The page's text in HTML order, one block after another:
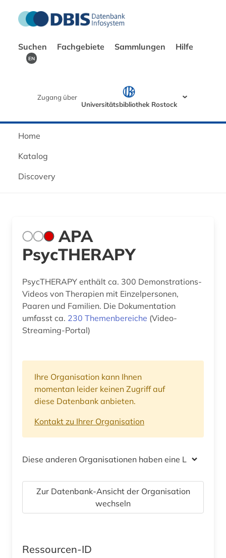
Suchen Fachgebiete Sammlungen Hilfe
EN
Zugang über
Universitätsbibliothek Rostock
Home
Katalog
Discovery
APA
PsycTHERAPY
PsycTHERAPY enthält ca. 300 Demonstrations-
Videos von Therapien mit Einzelpersonen,
Paaren und Familien. Die Dokumentation
umfasst ca. 230 Themenbereiche (Video-
Streaming-Portal)
Ihre Organisation kann Ihnen
momentan leider keinen Zugriff auf
diese Datenbank anbieten.
Kontakt zu Ihrer Organisation
Diese anderen Organisationen haben eine Lizenz
Zur Datenbank-Ansicht der Organisation
wechseln
Ressourcen-ID